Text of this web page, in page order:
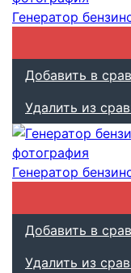
Генератор
Добавить в
Удалить из
Генератор
Добавить в
Удалить из